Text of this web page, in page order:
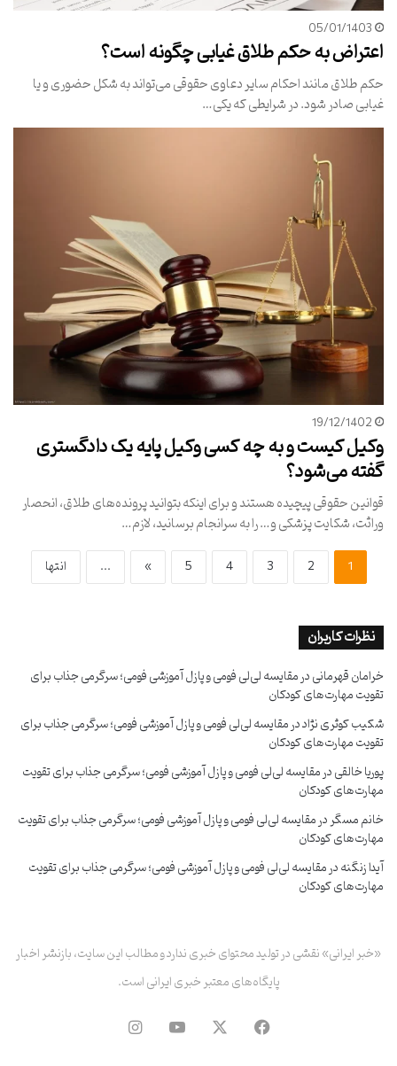
05/01/1403
اعتراض به حکم طلاق غیابی چگونه است؟
حکم طلاق مانند احکام سایر دعاوی حقوقی می‌تواند به شکل حضوری و یا
غیابی صادر شود. در شرایطی که یکی…
19/12/1402
وکیل کیست و به چه کسی وکیل پایه یک دادگستری
گفته می‌شود؟
قوانین حقوقی پیچیده هستند و برای اینکه بتوانید پرونده‌های طلاق، انحصار
وراثت، شکایت پزشکی و… را به سرانجام برسانید، لازم…
1
2
3
4
5
»
... انتها
نظرات کاربران
خرامان قهرمانیدرمقایسه لی‌لی فومی و پازل آموزشی فومی؛ سرگرمی جذاب برای
تقویت مهارت‌های کودکان
شکیب کوثری نژاددرمقایسه لی‌لی فومی و پازل آموزشی فومی؛ سرگرمی جذاب برای
تقویت مهارت‌های کودکان
پوریا خالقیدرمقایسه لی‌لی فومی و پازل آموزشی فومی؛ سرگرمی جذاب برای تقویت
مهارت‌های کودکان
خانم مسگردرمقایسه لی‌لی فومی و پازل آموزشی فومی؛ سرگرمی جذاب برای تقویت
مهارت‌های کودکان
آیدا زنگنهدرمقایسه لی‌لی فومی و پازل آموزشی فومی؛ سرگرمی جذاب برای تقویت
مهارت‌های کودکان
«خبر ایرانی» نقشی در تولید محتوای خبری ندارد و مطالب این سایت، بازنشر اخبار
پایگاه‌های معتبر خبری ایرانی است.
فیس
یوتیوباینستاگرام